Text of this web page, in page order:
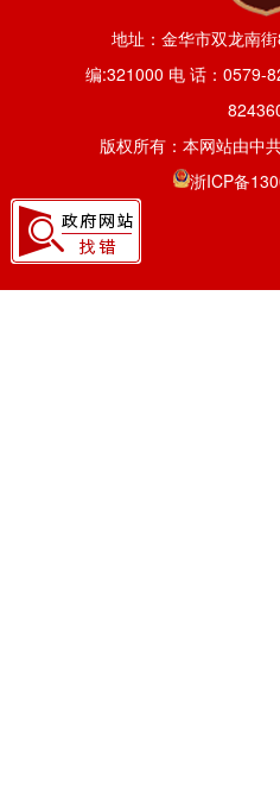
地址：金华市双龙南
编:321000 电 话：0579-
版权所有：本网站由中
浙ICP备